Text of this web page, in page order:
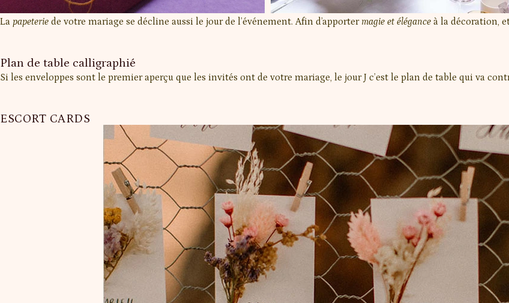
La papeterie de votre mariage se décline aussi le jour de l’événement. Afin d’apporter magie et élégance à la décoration,
Plan de table calligraphié
Si les enveloppes sont le premier aperçu que les invités ont de votre mariage, le jour J c’est le plan de table qui va
ESCORT CARDS